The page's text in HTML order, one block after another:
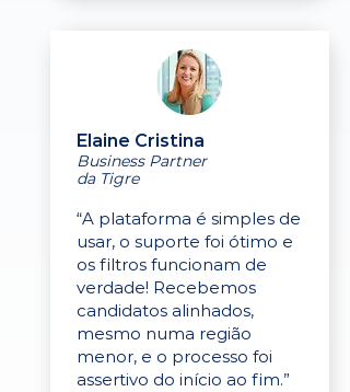
Elaine Cristina
Business Partner
da Tigre
“A plataforma é simples de
usar, o suporte foi ótimo e
os filtros funcionam de
verdade! Recebemos
candidatos alinhados,
mesmo numa região
menor, e o processo foi
assertivo do início ao fim.”